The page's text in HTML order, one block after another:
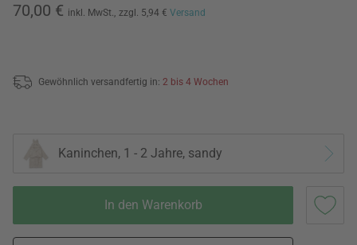
70,00 € inkl. MwSt., zzgl. 5,94 € Versand
Gewöhnlich versandfertig in: 2 bis 4 Wochen
Kaninchen, 1 - 2 Jahre, sandy
In den Warenkorb